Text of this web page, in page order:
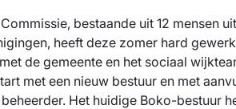
bestaande uit 12 mensen
heeft deze zomer hard
de gemeente en het sociaal
met een nieuw bestuur en met
Het huidige Boko-bestuur